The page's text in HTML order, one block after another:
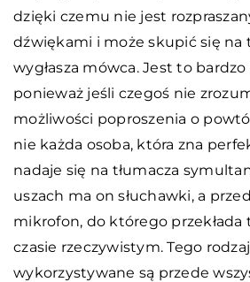
dzięki czemu nie jest
dźwiękami i może skupić się na
wygłasza mówca. Jest to
ponieważ jeśli czegoś nie
możliwości poproszenia o
nie każda osoba, która zna
nadaje się na tłumacza
uszach ma on słuchawki, a
mikrofon, do którego przekłada
czasie rzeczywistym. Tego
wykorzystywane są przede